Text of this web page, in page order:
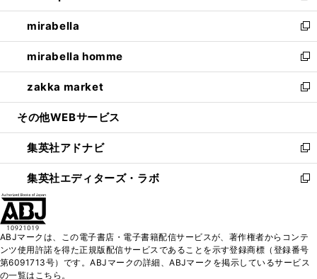
開
く
ウ
で
開
く
ン
ド
ウ
で
開
く
ウ
ィ
ン
ド
ウ
で
開
し
い
ウ
ィ
ン
ド
ウ
開
く
mirabella
新
し
い
ウ
ィ
ン
ウ
で
開
く
mirabella homme
新
し
い
ウ
ン
ド
ウ
で
zakka market
新
し
ウ
ィ
ン
ド
く
その他WEBサービス
集英社アドナビ
新
し
い
ド
ウ
で
集英社エディターズ・ラボ
新
ィ
ン
ド
ABJマークは、この電子書店・電子書籍配信サービスが、著作権者からコンテ
ンツ使用許諾を得た正規版配信サービスであることを示す登録商標（登録番号
第6091713号）です。ABJマークの詳細、ABJマークを掲示しているサービス
の一覧はこちら。